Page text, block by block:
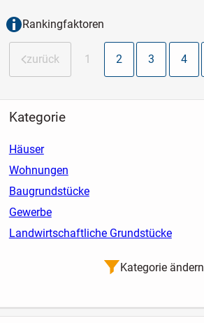
Rankingfaktoren
zurück 1 2 3 4
Kategorie
Häuser
Wohnungen
Baugrundstücke
Gewerbe
Landwirtschaftliche Grundstücke
Kategorie ändern